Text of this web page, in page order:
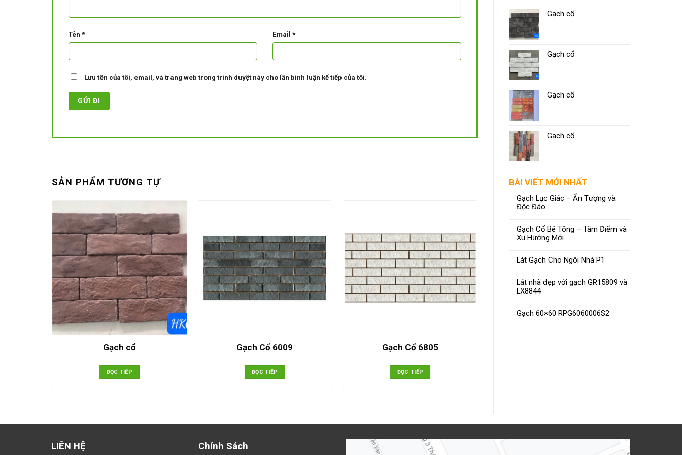
Tên * Email *
Lưu tên của tôi, email, và trang web trong trình duyệt này cho lần bình luận kế tiếp của tôi.
SẢN PHẨM TƯƠNG TỰ
Gạch cổ
ĐỌC TIẾP
Gạch Cổ 6009
ĐỌC TIẾP
Gạch Cổ 6805
ĐỌC TIẾP
Gạch Cổ 5603
Gạch cổ
Gạch cổ
Gạch cổ
Gạch cổ
BÀI VIẾT MỚI NHẤT
Gạch Lục Giác – Ấn Tượng và
Độc Đáo
Gạch Cổ Bê Tông – Tâm Điểm và
Xu Hướng Mới
Lát Gạch Cho Ngôi Nhà P1
Lát nhà đẹp với gạch GR15809 và
LX8844
Gạch 60×60 RPG6060006S2
LIÊN HỆ Chính Sách